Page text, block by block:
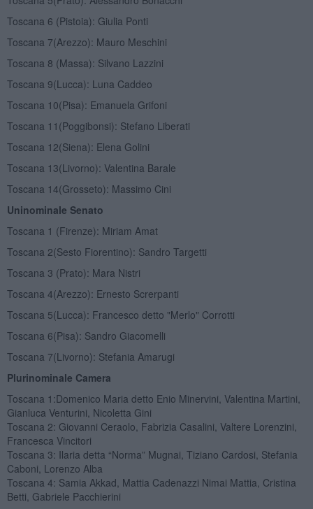
Toscana 6 (Pistoia): Giulia Ponti
Toscana 7(Arezzo): Mauro Meschini
Toscana 8 (Massa): Silvano Lazzini
Toscana 9(Lucca): Luna Caddeo
Toscana 10(Pisa): Emanuela Grifoni
Toscana 11(Poggibonsi): Stefano Liberati
Toscana 12(Siena): Elena Golini
Toscana 13(Livorno): Valentina Barale
Toscana 14(Grosseto): Massimo Cini
Uninominale Senato
Toscana 1 (Firenze): Miriam Amat
Toscana 2(Sesto Fiorentino): Sandro Targetti
Toscana 3 (Prato): Mara Nistri
Toscana 4(Arezzo): Ernesto Screrpanti
Toscana 5(Lucca): Francesco detto "Merlo" Corrotti
Toscana 6(Pisa): Sandro Giacomelli
Toscana 7(Livorno): Stefania Amarugi
Plurinominale Camera
Toscana 1:Domenico Maria detto Enio Minervini, Valentina Martini,
Gianluca Venturini, Nicoletta Gini
Toscana 2: Giovanni Ceraolo, Fabrizia Casalini, Valtere Lorenzini,
Francesca Vincitori
Toscana 3: Ilaria detta “Norma” Mugnai, Tiziano Cardosi, Stefania
Caboni, Lorenzo Alba
Toscana 4: Samia Akkad, Mattia Cadenazzi Nimai Mattia, Cristina
Betti, Gabriele Pacchierini